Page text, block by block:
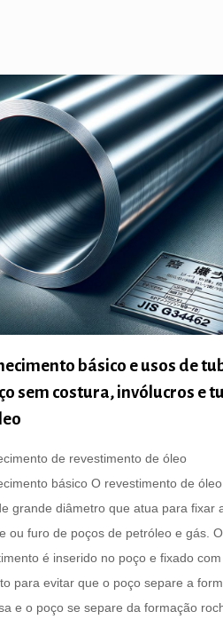
básico e usos de
sem costura, invólucros e
de revestimento de óleo
básico O revestimento de
grande diâmetro que atua para fixar
ou furo de poços de petróleo e gás. O
é inserido no poço e fixado com
para evitar que o poço separe a
e o poço se separe da formação